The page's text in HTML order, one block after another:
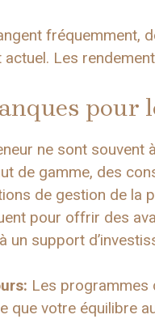
fréquemment,
Les
pour
ne sont souvent
de gamme, des
de gestion de la
pour offrir des
un support
Les programmes
que votre équilibre